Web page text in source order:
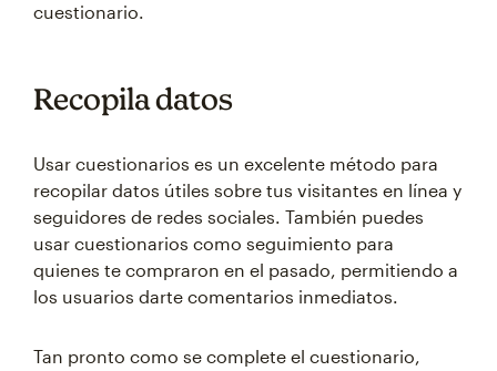
cuestionario.
Recopila datos
Usar cuestionarios es un excelente método para
recopilar datos útiles sobre tus visitantes en línea y
seguidores de redes sociales. También puedes
usar cuestionarios como seguimiento para
quienes te compraron en el pasado, permitiendo a
los usuarios darte comentarios inmediatos.
Tan pronto como se complete el cuestionario,